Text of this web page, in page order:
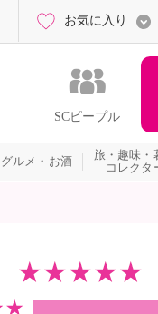
SCピープル
お気に入り
グルメ・お酒
旅・趣味・
コレクタ